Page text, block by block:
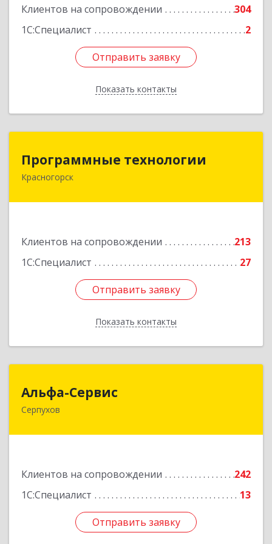
Клиентов на сопровождении
304
1С:Специалист
2
Отправить заявку
Показать контакты
Подробнее
Отправить заявку
Назад
Программные технологии
Красногорск
Клиентов на сопровождении
213
1С:Специалист
27
Отправить заявку
Показать контакты
143408, Московская обл, Красногорский р-н,
Отправить заявку
Назад
Альфа-Сервис
Серпухов
Клиентов на сопровождении
242
1С:Специалист
13
Отправить заявку
Отправить заявку